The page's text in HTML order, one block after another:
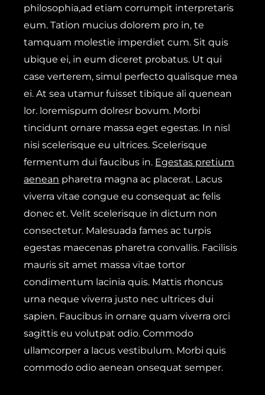
philosophia,ad etiam corrumpit interpretaris
eum. Tation mucius dolorem pro in, te
tamquam molestie imperdiet cum. Sit quis
ubique ei, in eum diceret probatus. Ut qui
case verterem, simul perfecto qualisque mea
ei. At sea utamur fuisset tibique ali quenean
lor. loremispum dolresr bovum. Morbi
tincidunt ornare massa eget egestas. In nisl
nisi scelerisque eu ultrices. Scelerisque
fermentum dui faucibus in. Egestas pretium
aenean pharetra magna ac placerat. Lacus
viverra vitae congue eu consequat ac felis
donec et. Velit scelerisque in dictum non
consectetur. Malesuada fames ac turpis
egestas maecenas pharetra convallis. Facilisis
mauris sit amet massa vitae tortor
condimentum lacinia quis. Mattis rhoncus
urna neque viverra justo nec ultrices dui
sapien. Faucibus in ornare quam viverra orci
sagittis eu volutpat odio. Commodo
ullamcorper a lacus vestibulum. Morbi quis
commodo odio aenean onsequat semper.